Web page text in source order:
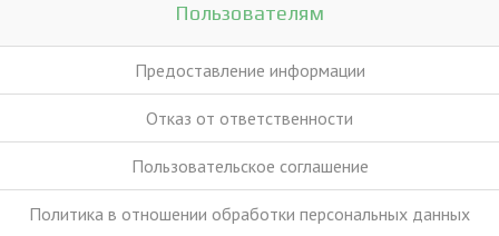
Пользователям
Предоставление информации
Отказ от ответственности
Пользовательское соглашение
Политика в отношении обработки персональных данных